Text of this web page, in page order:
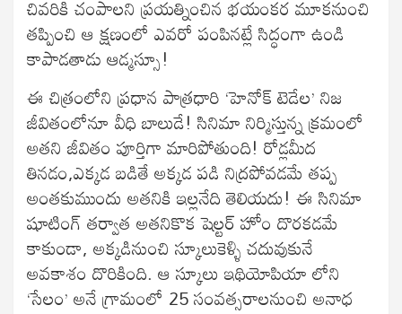
చివరికి చంపాలని ప్రయత్నించిన భయంకర మూకనుంచి
తప్పించి ఆ క్షణంలో ఎవరో పంపినట్లే సిద్ధంగా ఉండి
కాపాడతాడు ఆడ్మస్సూ!
ఈ చిత్రంలోని ప్రధాన పాత్రధారి ‘హెనోక్ టెడేల’ నిజ
జీవితంలోనూ వీధి బాలుడే! సినిమా నిర్మిస్తున్న క్రమంలో
అతని జీవితం పూర్తిగా మారిపోతుంది! రోడ్లమీద
తినడం,ఎక్కడ బడితే అక్కడ పడి నిద్రపోవడమే తప్ప
అంతకుముందు అతనికి ఇల్లనేది తెలియదు! ఈ సినిమా
షూటింగ్ తర్వాత అతనికొక షెల్టర్ హోం దొరకడమే
కాకుండా, అక్కడినుంచి స్కూలుకెళ్ళి చదువుకునే
అవకాశం దొరికింది. ఆ స్కూలు ఇథియోపియా లోని
‘సేలం’ అనే గ్రామంలో 25 సంవత్సరాలనుంచి అనాధ